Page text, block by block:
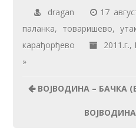
dragan 17
паланка, товаришево,
карађорђево
2011.г.,
»
ВОЈВОДИНА – БАЧКА